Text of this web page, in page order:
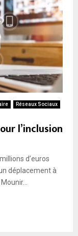
Réseaux Sociaux
l’inclusion
d’euros
déplacement à